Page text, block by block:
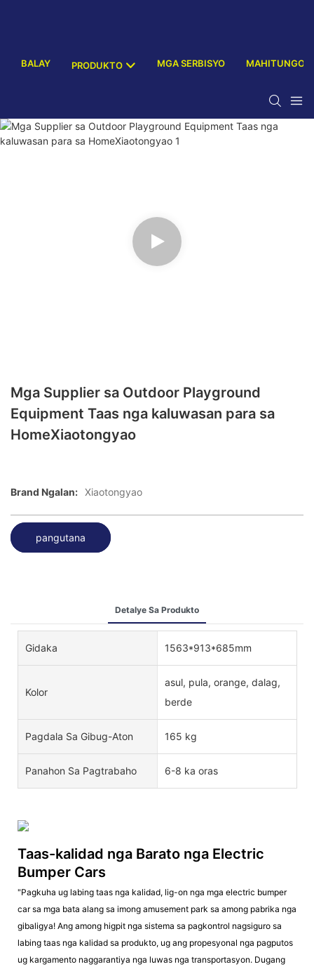
BALAY PRODUKTO MGA SERBISYO MAHITUNGOD
Mga Supplier sa Outdoor Playground
Equipment Taas nga kaluwasan para sa
HomeXiaotongyao
Brand Ngalan: Xiaotongyao
pangutana
Detalye Sa Produkto
Gidaka 1563*913*685mm
Kolor
asul, pula, orange, dalag,
berde
Pagdala Sa Gibug-Aton 165 kg
Panahon Sa Pagtrabaho 6-8 ka oras
Taas-kalidad nga Barato nga Electric
Bumper Cars
"Pagkuha ug labing taas nga kalidad, lig-on nga mga electric bumper
car sa mga bata alang sa imong amusement park sa among pabrika nga
gibaligya! Ang among higpit nga sistema sa pagkontrol nagsiguro sa
labing taas nga kalidad sa produkto, ug ang propesyonal nga pagputos
ug kargamento naggarantiya nga luwas nga transportasyon. Dugang